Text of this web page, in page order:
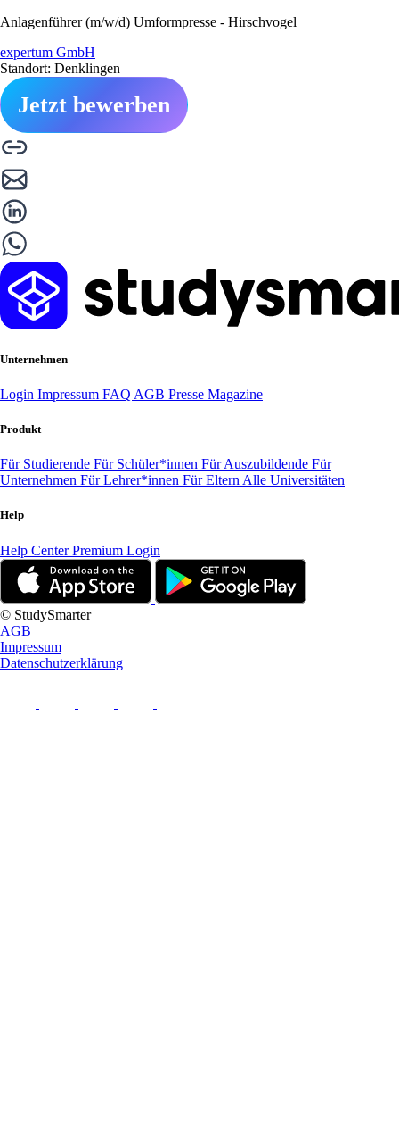
Anlagenführer (m/w/d) Umformpresse - Hirschvogel
expertum GmbH
Standort: Denklingen
Jetzt bewerben
Unternehmen
Login Impressum FAQ AGB Presse Magazine
Produkt
Für Studierende Für Schüler*innen Für Auszubildende Für
Unternehmen Für Lehrer*innen Für Eltern Alle Universitäten
Help
Help CenterPremium Login
© StudySmarter
AGB
Impressum
Datenschutzerklärung